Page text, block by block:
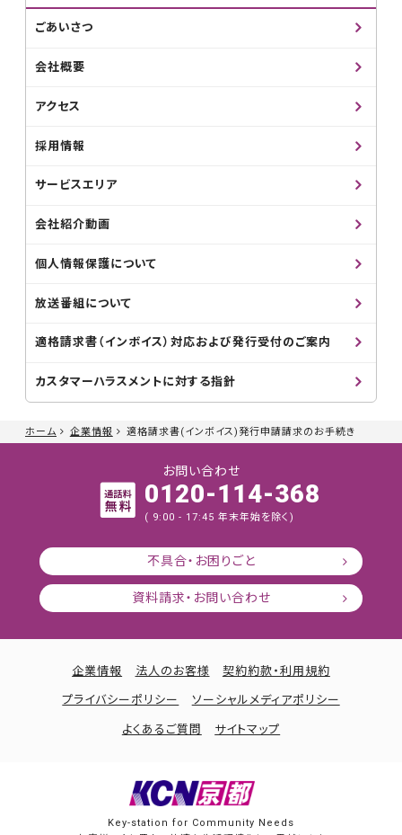
ホーム 企業情報 適格請求書(インボイス)発行申請請求のお手続き
ごあいさつ
会社概要
アクセス
採用情報
サービスエリア
会社紹介動画
個人情報保護について
放送番組について
適格請求書（インボイス）対応および発行受付のご案内
カスタマーハラスメントに対する指針
お問い合わせ
0120-114-368
( 9:00 - 17:45 年末年始を除く)
不具合・お困りごと
資料請求・お問い合わせ
企業情報 法人のお客様 契約約款・利用規約
プライバシーポリシー ソーシャルメディアポリシー
よくあるご質問 サイトマップ
Key-station for Community Needs